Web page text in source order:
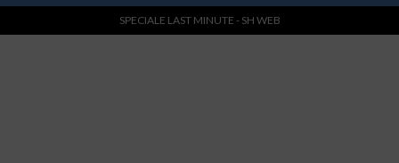
SPECIALE LAST MINUTE - SH WEB